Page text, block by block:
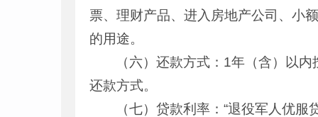
票、理财产品、进入房地产公司、小
的用途。
（六）还款方式：1年（含）以
还款方式。
（七）贷款利率：“退役军人优